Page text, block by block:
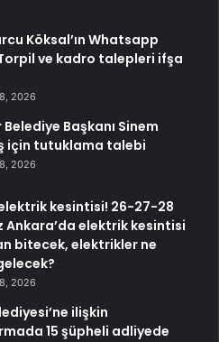
Köksal’ın Whatsapp
ve kadro talepleri ifşa
2026
Başkanı Sinem
için tutuklama talebi
2026
kesintisi! 26-27-28
Ankara’da elektrik kesintisi
bitecek, elektrikler ne
2026
ilişkin
15 şüpheli adliyede